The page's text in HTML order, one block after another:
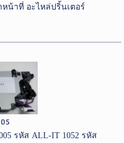
หน้าที่ อะไหล่ปริ้นเตอร์
รหัส ALL-IT 1052 รหัส